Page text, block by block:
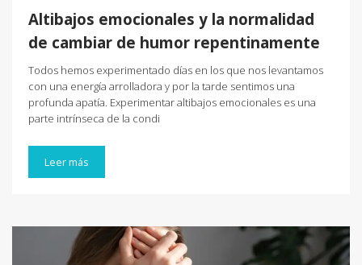
Altibajos emocionales y la normalidad
de cambiar de humor repentinamente
Todos hemos experimentado días en los que nos levantamos
con una energía arrolladora y por la tarde sentimos una
profunda apatía. Experimentar altibajos emocionales es una
parte intrínseca de la condi
Leer más